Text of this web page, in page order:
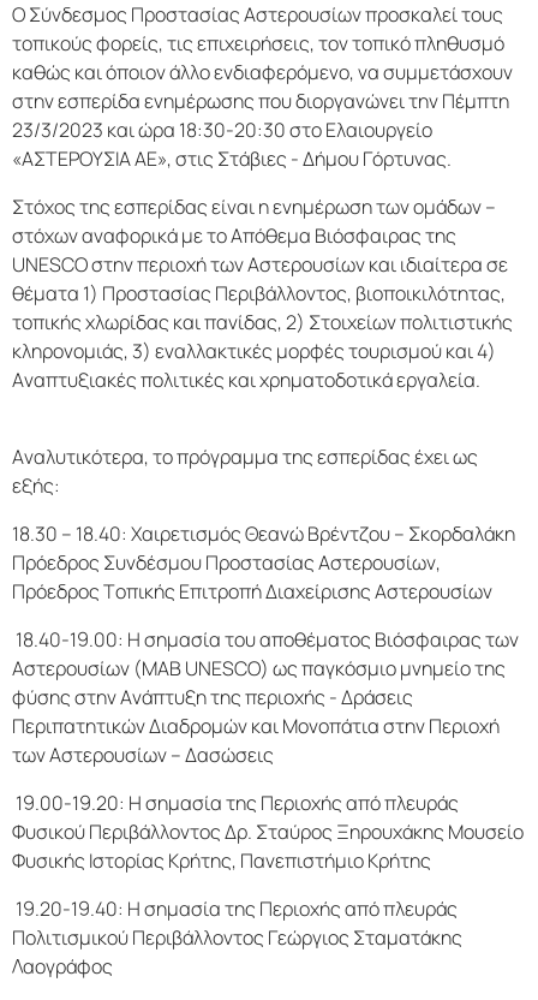
Ο Σύνδεσμος Προστασίας Αστερουσίων προσκαλεί τους
τοπικούς φορείς, τις επιχειρήσεις, τον τοπικό πληθυσμό
καθώς και όποιον άλλο ενδιαφερόμενο, να συμμετάσχουν
στην εσπερίδα ενημέρωσης που διοργανώνει την Πέμπτη
23/3/2023 και ώρα 18:30-20:30 στο Ελαιουργείο
«ΑΣΤΕΡΟΥΣΙΑ ΑΕ», στις Στάβιες - Δήμου Γόρτυνας.
Στόχος της εσπερίδας είναι η ενημέρωση των ομάδων –
στόχων αναφορικά με το Απόθεμα Βιόσφαιρας της
UNESCO στην περιοχή των Αστερουσίων και ιδιαίτερα σε
θέματα 1) Προστασίας Περιβάλλοντος, βιοποικιλότητας,
τοπικής χλωρίδας και πανίδας, 2) Στοιχείων πολιτιστικής
κληρονομιάς, 3) εναλλακτικές μορφές τουρισμού και 4)
Αναπτυξιακές πολιτικές και χρηματοδοτικά εργαλεία.
Αναλυτικότερα, το πρόγραμμα της εσπερίδας έχει ως
εξής:
18.30 – 18.40: Χαιρετισμός Θεανώ Βρέντζου – Σκορδαλάκη
Πρόεδρος Συνδέσμου Προστασίας Αστερουσίων,
Πρόεδρος Τοπικής Επιτροπή Διαχείρισης Αστερουσίων
18.40-19.00: Η σημασία του αποθέματος Βιόσφαιρας των
Αστερουσίων (MAB UNESCO) ως παγκόσμιο μνημείο της
φύσης στην Ανάπτυξη της περιοχής - Δράσεις
Περιπατητικών Διαδρομών και Μονοπάτια στην Περιοχή
των Αστερουσίων – Δασώσεις
19.00-19.20: Η σημασία της Περιοχής από πλευράς
Φυσικού Περιβάλλοντος Δρ. Σταύρος Ξηρουχάκης Μουσείο
Φυσικής Ιστορίας Κρήτης, Πανεπιστήμιο Κρήτης
19.20-19.40: Η σημασία της Περιοχής από πλευράς
Πολιτισμικού Περιβάλλοντος Γεώργιος Σταματάκης
Λαογράφος